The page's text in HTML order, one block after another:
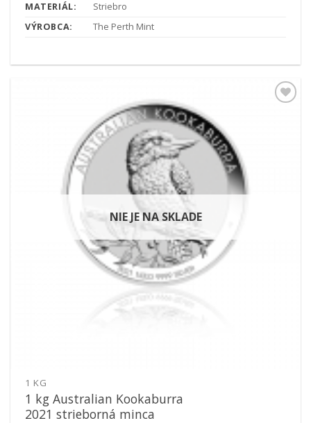
MATERIÁL:
Striebro
VÝROBCA:
The Perth Mint
NIE JE NA SKLADE
1 KG
1 kg Australian Kookaburra
2021 strieborná minca